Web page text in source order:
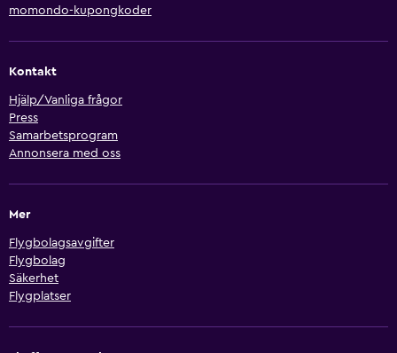
momondo-kupongkoder
Kontakt
Hjälp/Vanliga frågor
Press
Samarbetsprogram
Annonsera med oss
Mer
Flygbolagsavgifter
Flygbolag
Säkerhet
Flygplatser